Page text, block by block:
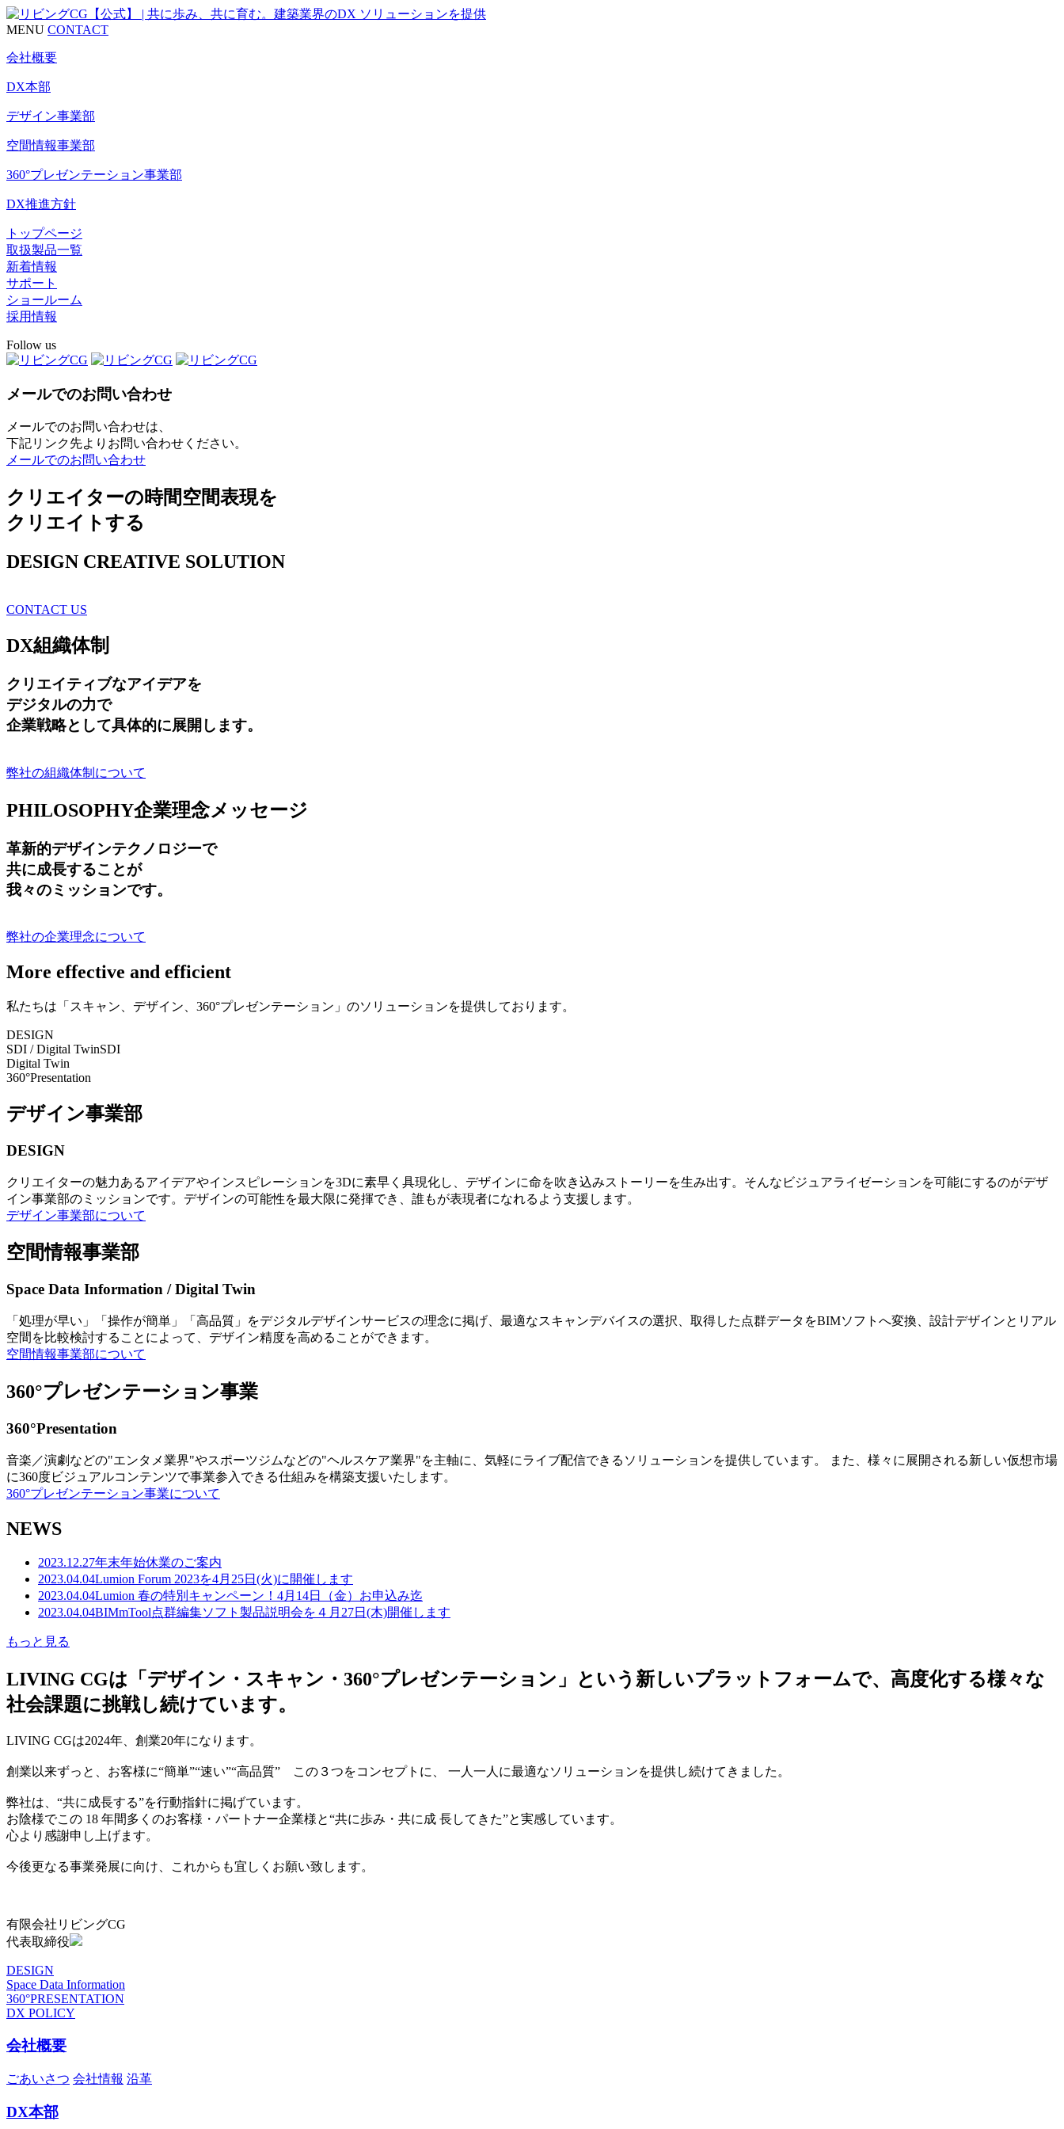
MENU CONTACT
会社概要
DX本部
デザイン事業部
空間情報事業部
360°プレゼンテーション事業部
DX推進方針
トップページ
取扱製品一覧
新着情報
サポート
ショールーム
採用情報
Follow us
メールでのお問い合わせ
メールでのお問い合わせは、
下記リンク先よりお問い合わせください。
メールでのお問い合わせ
クリエイターの時間空間表現を
クリエイトする
DESIGN CREATIVE SOLUTION
CONTACT US
DX組織体制
クリエイティブなアイデアを
デジタルの力で
企業戦略として具体的に展開します。
弊社の組織体制について
PHILOSOPHY企業理念メッセージ
革新的デザインテクノロジーで
共に成長することが
我々のミッションです。
弊社の企業理念について
More effective and efficient
私たちは「スキャン、デザイン、360°プレゼンテーション」のソリューションを提供しております。
DESIGN
SDI / Digital TwinSDI
Digital Twin
360°Presentation
デザイン事業部
DESIGN
クリエイターの魅力あるアイデアやインスピレーションを3Dに素早く具現化し、デザインに命を吹き込みストーリーを生み出す。そんなビジュアライゼーションを可能にするのがデザ
イン事業部のミッションです。デザインの可能性を最大限に発揮でき、誰もが表現者になれるよう支援します。
デザイン事業部について
空間情報事業部
Space Data Information / Digital Twin
「処理が早い」「操作が簡単」「高品質」をデジタルデザインサービスの理念に掲げ、最適なスキャンデバイスの選択、取得した点群データをBIMソフトへ変換、設計デザインとリアル
空間を比較検討することによって、デザイン精度を高めることができます。
空間情報事業部について
360°プレゼンテーション事業
360°Presentation
音楽／演劇などの"エンタメ業界"やスポーツジムなどの"ヘルスケア業界"を主軸に、気軽にライブ配信できるソリューションを提供しています。 また、様々に展開される新しい仮想市場
に360度ビジュアルコンテンツで事業参入できる仕組みを構築支援いたします。
360°プレゼンテーション事業について
NEWS
2023.12.27年末年始休業のご案内
2023.04.04Lumion Forum 2023を4月25日(火)に開催します
2023.04.04Lumion 春の特別キャンペーン！4月14日（金）お申込み迄
2023.04.04BIMmTool点群編集ソフト製品説明会を４月27日(木)開催します
もっと見る
LIVING CGは「デザイン・スキャン・360°プレゼンテーション」という新しいプラットフォームで、高度化する様々な
社会課題に挑戦し続けています。
LIVING CGは2024年、創業20年になります。
創業以来ずっと、お客様に“簡単”“速い”“高品質” この３つをコンセプトに、 一人一人に最適なソリューションを提供し続けてきました。
弊社は、“共に成長する”を行動指針に掲げています。
お陰様でこの 18 年間多くのお客様・パートナー企業様と“共に歩み・共に成 長してきた”と実感しています。
心より感謝申し上げます。
今後更なる事業発展に向け、これからも宜しくお願い致します。
有限会社リビングCG
代表取締役
DESIGN
Space Data Information
360°PRESENTATION
DX POLICY
会社概要
ごあいさつ 会社情報 沿革
DX本部